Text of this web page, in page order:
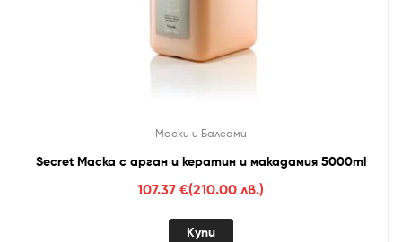
Маски и Балсами
Secret Маска с арган и кератин и макадамия 5000ml
107.37 €(210.00 лв.)
Купи